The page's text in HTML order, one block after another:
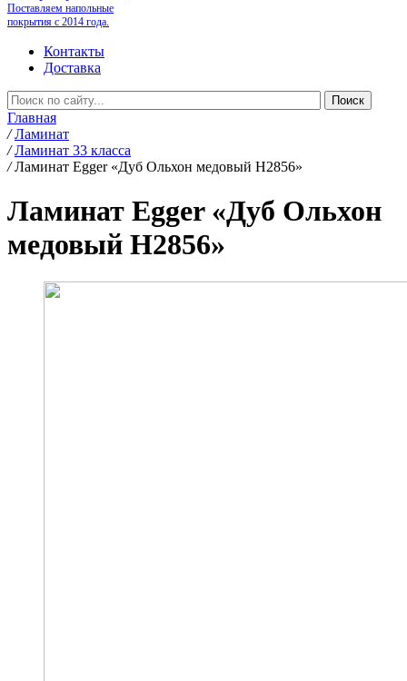
Поставляем напольные
покрытия с 2014 года.
Контакты
Доставка
Главная
/ Ламинат
/ Ламинат 33 класса
/ Ламинат Egger «Дуб Ольхон медовый H2856»
Ламинат Egger «Дуб Ольхон
медовый H2856»